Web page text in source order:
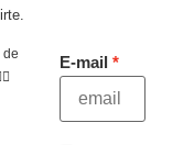
de
E-mail